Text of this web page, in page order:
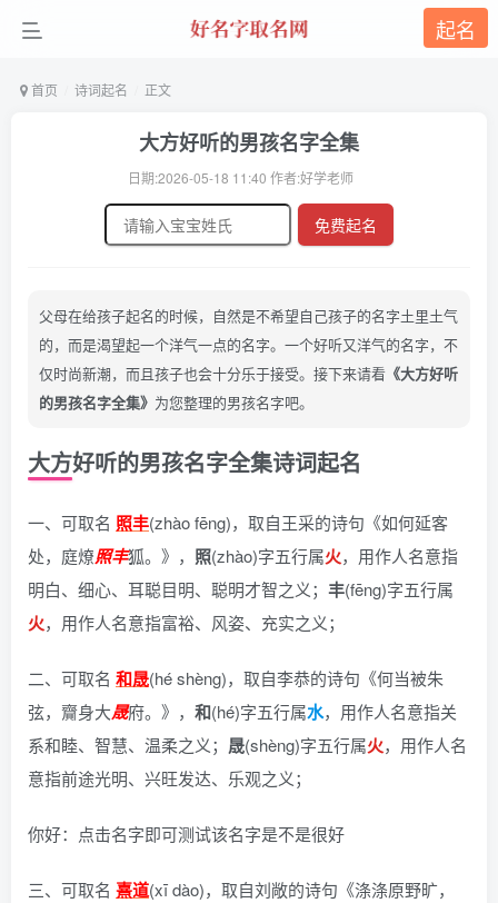
起名
首页 诗词起名 正文
大方好听的男孩名字全集
日期:2026-05-18 11:40 作者:好学老师
免费起名
父母在给孩子起名的时候，自然是不希望自己孩子的名字土里土气
的，而是渴望起一个洋气一点的名字。一个好听又洋气的名字，不
仅时尚新潮，而且孩子也会十分乐于接受。接下来请看 《大方好听
的男孩名字全集》 为您整理的男孩名字吧。
大方好听的男孩名字全集诗词起名
一、可取名 照丰(zhào fēng)， 取自王采的诗句《如何延客
处，庭燎照丰狐。》 ， 照(zhào)字五行属火，用作人名意指
明白、细心、耳聪目明、聪明才智之义； 丰(fēng)字五行属
火，用作人名意指富裕、风姿、充实之义；
二、可取名 和晟(hé shèng)， 取自李恭的诗句《何当被朱
弦，齎身大晟府。》 ， 和(hé)字五行属水，用作人名意指关
系和睦、智慧、温柔之义； 晟(shèng)字五行属火，用作人名
意指前途光明、兴旺发达、乐观之义；
你好：点击名字即可测试该名字是不是很好
三、可取名 熹道(xī dào)， 取自刘敞的诗句《涤涤原野旷，